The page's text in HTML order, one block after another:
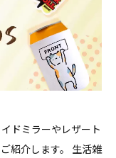
ドミラーやレザート
紹介します。 生活雑